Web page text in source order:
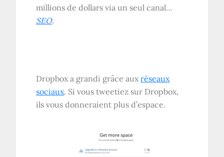
millions de dollars via un seul canal…
SEO.
Dropbox a grandi grâce auxréseaux
sociaux. Si vous tweetiez sur Dropbox,
ils vous donneraient plus d’espace.